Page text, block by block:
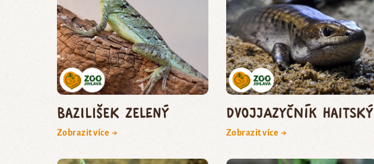
bazilišek zelený
Zobrazit více →
dvojjazyčník haitský
Zobrazit více →